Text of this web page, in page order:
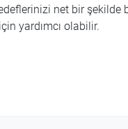
net bir şekilde
yardımcı olabilir.